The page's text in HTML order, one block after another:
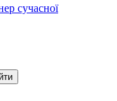
сучасної